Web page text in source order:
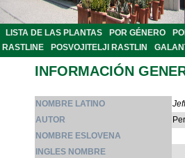
LISTA DE LAS PLANTAS POR GÉNERO
RASTLINE
POSVOJITELJI RASTLIN
INFORMACIÓN
NOMBRE LATINO
AUTOR
NOMBRE ESLOVENA
INGLES NOMBRE